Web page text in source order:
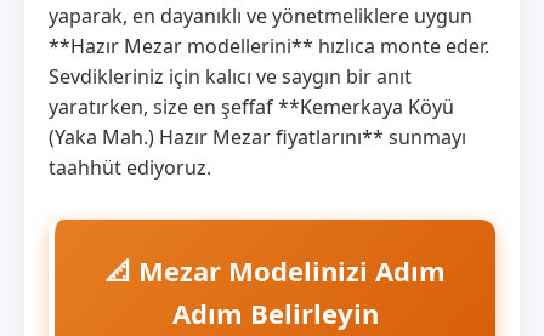
yaparak, en dayanıklı ve yönetmeliklere uygun
**Hazır Mezar modellerini** hızlıca monte eder.
Sevdikleriniz için kalıcı ve saygın bir anıt
yaratırken, size en şeffaf **Kemerkaya Köyü
(Yaka Mah.) Hazır Mezar fiyatlarını** sunmayı
taahhüt ediyoruz.
📐 Mezar Modelinizi Adım
Adım Belirleyin